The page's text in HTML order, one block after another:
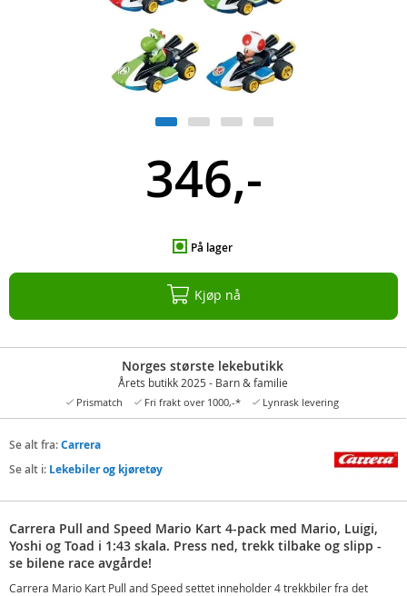
346,-
På lager
Kjøp nå
Norges største lekebutikk
Årets butikk 2025 - Barn & familie
Prismatch Fri frakt over 1000,-* Lynrask levering
Se alt fra:Carrera
Se alt i: Lekebiler og kjøretøy
Carrera Pull and Speed Mario Kart 4-pack med Mario, Luigi,
Yoshi og Toad i 1:43 skala. Press ned, trekk tilbake og slipp -
se bilene race avgårde!
Carrera Mario Kart Pull and Speed settet inneholder 4 trekkbiler fra det